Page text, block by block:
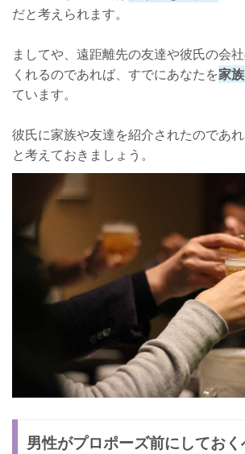
だと考えられます。
ましてや、遠距離先の友達や彼氏の会
くれるのであれば、すでにあなたを家
ています。
彼氏に家族や友達を紹介されたのであ
と考えておきましょう。
男性がプロポーズ前にしておく